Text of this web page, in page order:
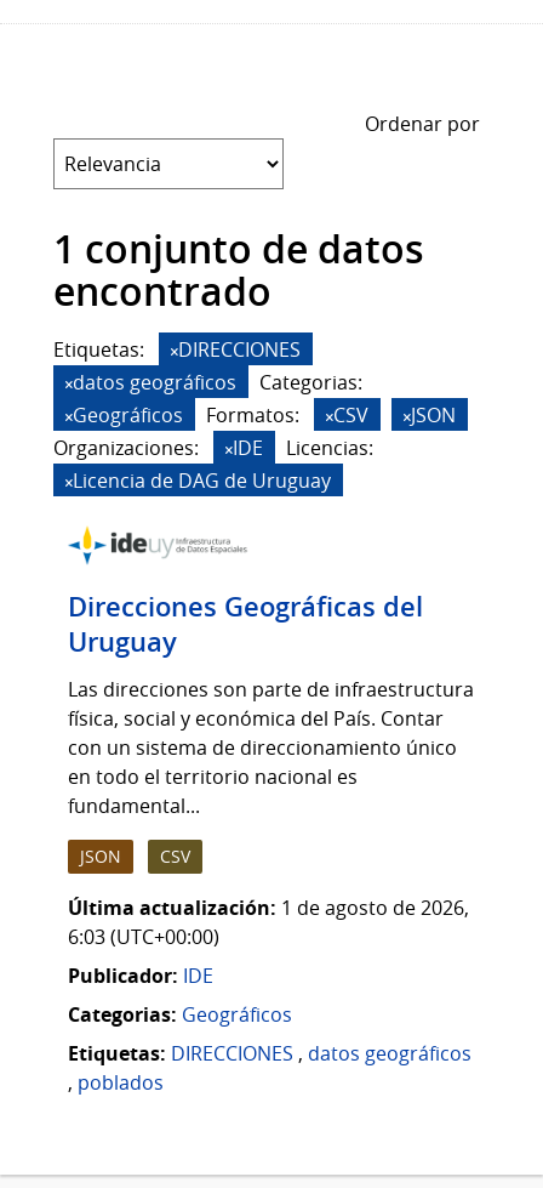
Ordenar por
1 conjunto de datos
encontrado
Etiquetas:
DIRECCIONES
datos geográficos
Categorias:
Geográficos
Formatos: CSV
JSON
Organizaciones:
IDE
Licencias:
Licencia de DAG de Uruguay
Direcciones Geográficas del
Uruguay
Las direcciones son parte de infraestructura
física, social y económica del País. Contar
con un sistema de direccionamiento único
en todo el territorio nacional es
fundamental...
JSON CSV
Última actualización: 1 de agosto de 2026,
6:03 (UTC+00:00)
Publicador: IDE
Categorias: Geográficos
Etiquetas: DIRECCIONES , datos geográficos
, poblados